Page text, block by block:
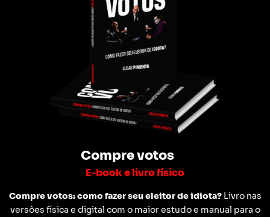
Compre votos
E-book e livro físico
Compre votos: como fazer seu eleitor de idiota?Livro nas
versões física e digital com o maior estudo e manual para o